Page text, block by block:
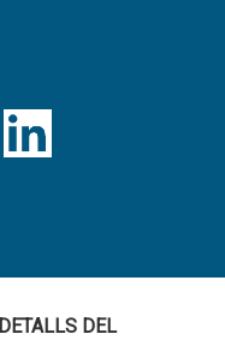
DETALLS DEL